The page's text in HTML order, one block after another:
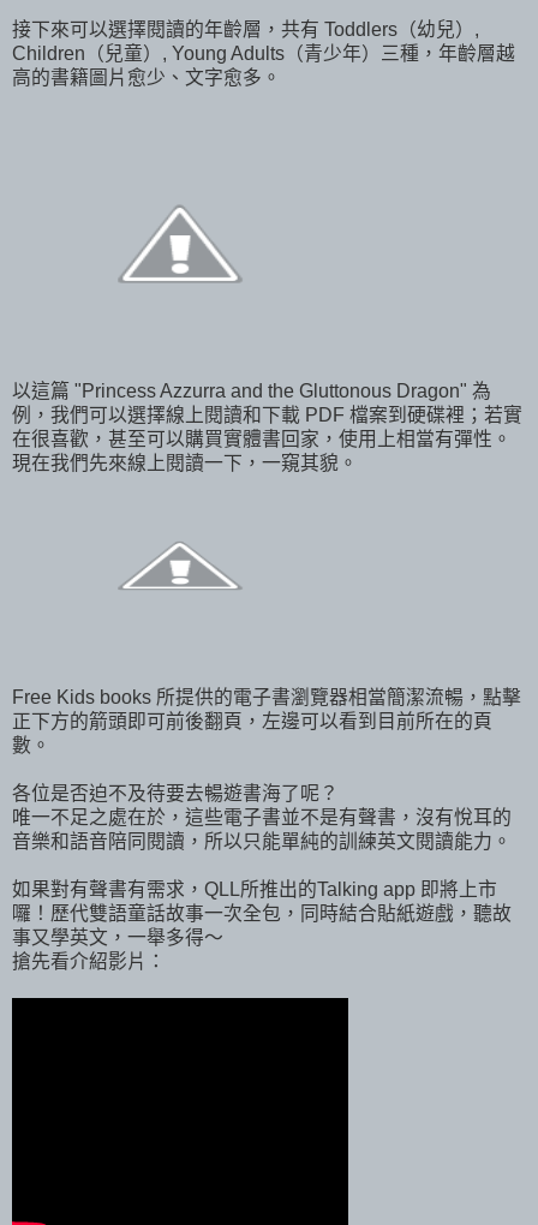
接下來可以選擇閱讀的年齡層，共有 Toddlers（幼兒）,
Children（兒童）, Young Adults（青少年）三種，年齡層越
高的書籍圖片愈少、文字愈多。
以這篇 "Princess Azzurra and the Gluttonous Dragon" 為
例，我們可以選擇線上閱讀和下載 PDF 檔案到硬碟裡；若實
在很喜歡，甚至可以購買實體書回家，使用上相當有彈性。
現在我們先來線上閱讀一下，一窺其貌。
Free Kids books 所提供的電子書瀏覽器相當簡潔流暢，點擊
正下方的箭頭即可前後翻頁，左邊可以看到目前所在的頁
數。
各位是否迫不及待要去暢遊書海了呢？
唯一不足之處在於，這些電子書並不是有聲書，沒有悅耳的
音樂和語音陪同閱讀，所以只能單純的訓練英文閱讀能力。
如果對有聲書有需求，QLL所推出的Talking app 即將上市
囉！歷代雙語童話故事一次全包，同時結合貼紙遊戲，聽故
事又學英文，一舉多得～
搶先看介紹影片：